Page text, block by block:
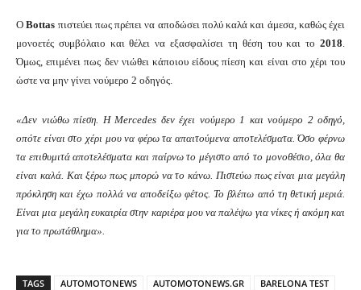
ΟBottas πιστεύει πως πρέπει να αποδώσει πολύ καλά και άμεσα, καθώς έχει
μονοετές συμβόλαιο και θέλει να εξασφαλίσει τη θέση του και το 2018
Όμως, επιμένει πως δεν νιώθει κάποιου είδους πίεση και είναι στο χέρι του
ώστε να μην γίνει νούμερο 2 οδηγός.
«Δεν νιώθω πίεση. Η Mercedes δεν έχει νούμερο 1 και νούμερο 2 οδηγό,
οπότε είναι στο χέρι μου να φέρω τα απαιτούμενα αποτελέσματα. Όσο φέρνω
τα επιθυμιτά αποτελέσματα και παίρνω το μέγιστο από το μονοθέσιο, όλα θα
είναι καλά. Και ξέρω πως μπορώ να το κάνω. Πιστεύω πως είναι μια μεγάλη
πρόκληση και έχω πολλά να αποδείξω φέτος. Το βλέπω από τη θετική μεριά.
Είναι μια μεγάλη ευκαιρία στην καριέρα μου να παλέψω για νίκες ή ακόμη και
για το πρωτάθλημα».
TAGS AUTOMOTONEWS AUTOMOTONEWS.GR
BARELONA TEST